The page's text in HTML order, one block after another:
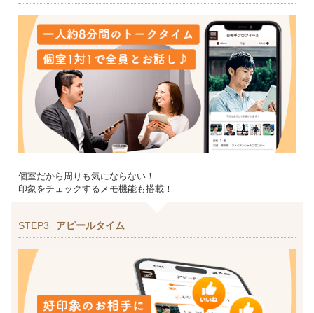
個室だから周りも気にならない！
印象をチェックするメモ機能も搭載！
STEP3 アピールタイム